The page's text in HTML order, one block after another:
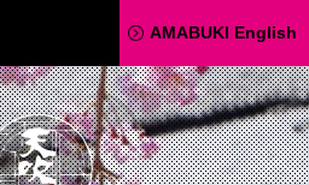
AMABUKI English
天吹酒造